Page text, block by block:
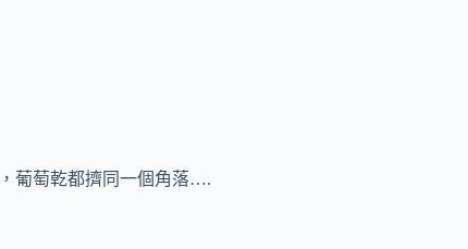
葡萄乾都擠同一個角落….